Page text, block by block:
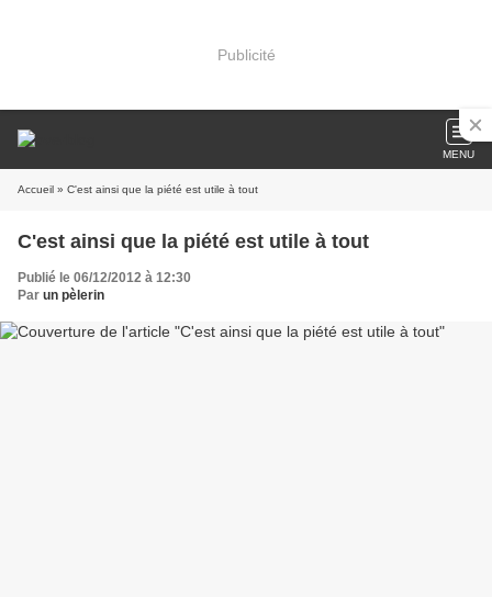
Publicité
MENU
Accueil » C'est ainsi que la piété est utile à tout
C'est ainsi que la piété est utile à tout
Publié le 06/12/2012 à 12:30
Par un pèlerin